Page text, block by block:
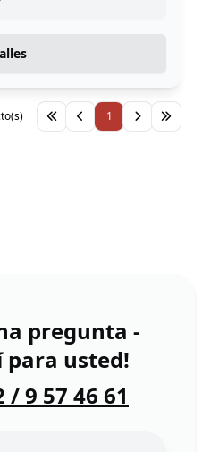
1
pregunta -
para usted!
/ 9 57 46 61